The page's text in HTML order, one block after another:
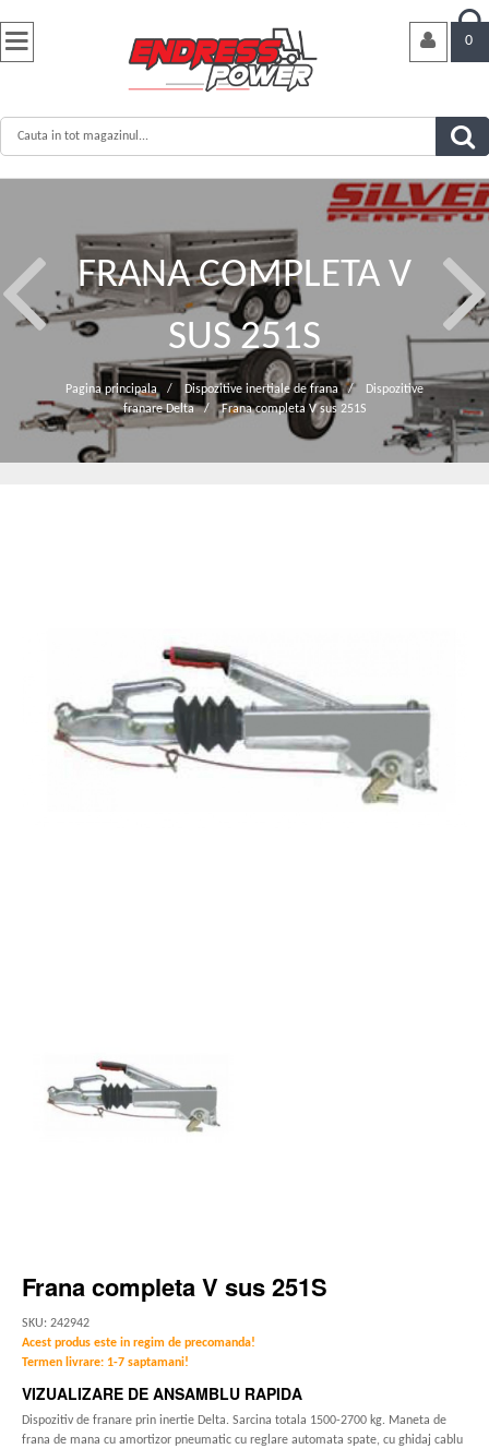

0

FRANA COMPLETA V
SUS 251S
Pagina principala / Dispozitive inertiale de frana /
Dispozitive
franare Delta
/ Frana completa V sus 251S
Frana completa V sus 251S
SKU: 242942
Acest produs este in regim de precomanda!
Termen livrare: 1-7 saptamani!
VIZUALIZARE DE ANSAMBLU RAPIDA
Dispozitiv de franare prin inertie Delta. Sarcina totala 1500-2700 kg. Maneta de
frana de mana cu amortizor pneumatic cu reglare automata spate, cu ghidaj cablu